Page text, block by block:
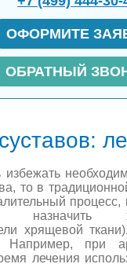
ОФОРМИТЕ
ОБРАТНЫЙ
избежать
то в
процесс,
хрящевой
Например, при
лечения